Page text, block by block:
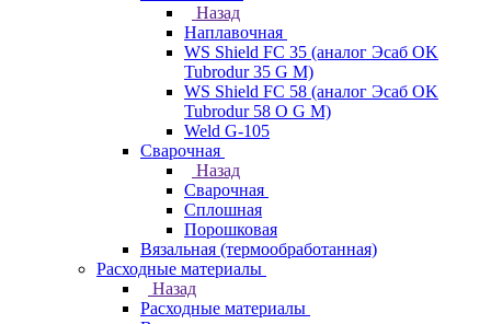
Назад
Наплавочная
WS Shield FC 35 (аналог Эсаб OK
Tubrodur 35 G M)
WS Shield FC 58 (аналог Эсаб OK
Tubrodur 58 O G M)
Weld G-105
Сварочная
Назад
Сварочная
Сплошная
Порошковая
Вязальная (термообработанная)
Расходные материалы
Назад
Расходные материалы